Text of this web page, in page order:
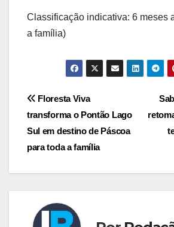
Classificação indicativa: 6 meses
a família)
Navegação
de
Post
Floresta Viva
transforma o Pontão Lago
Sul em destino de Páscoa
para toda a família